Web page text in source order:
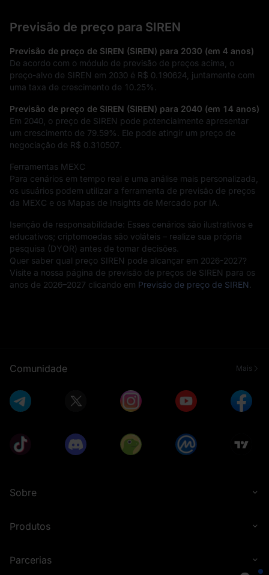
Previsão de preço para SIREN
Previsão de preço de SIREN (SIREN) para 2030 (em 4 anos)
De acordo com o módulo de previsão de preços acima, o
preço-alvo de SIREN em 2030 é R$ 0.190624 , juntamente com
uma taxa de crescimento de 10.25%
Previsão de preço de SIREN (SIREN) para 2040 (em 14 anos)
Em 2040, o preço de SIREN pode potencialmente apresentar
um crescimento de 79.59%
. Ele pode atingir um preço de
negociação de R$ 0.310507
Ferramentas MEXC
Para cenários em tempo real e uma análise mais personalizada,
os usuários podem utilizar a ferramenta de previsão de preços
da MEXC e os Mapas de Insights de Mercado por IA.
Isenção de responsabilidade: Esses cenários são ilustrativos e
educativos; criptomoedas são voláteis – realize sua própria
pesquisa (DYOR) antes de tomar decisões.
Quer saber qual preço SIREN pode alcançar em 2026-2027?
Visite a nossa página de previsão de preços de SIREN para os
anos de 2026–2027 clicando em Previsão de preço de SIREN
Comunidade Mais
Sobre
Produtos
Parcerias